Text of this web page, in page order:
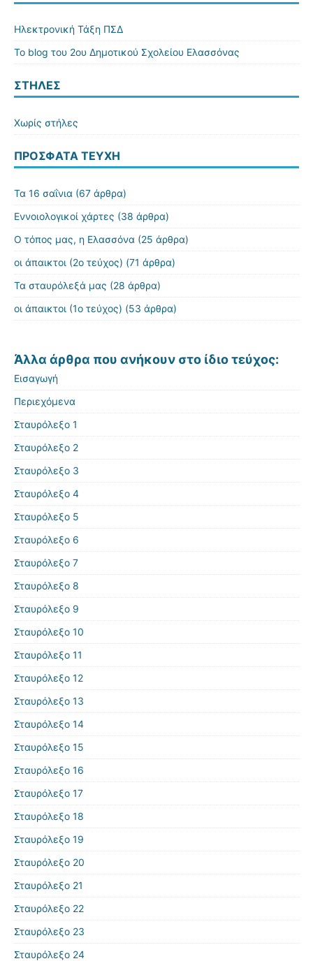
Ηλεκτρονική Τάξη ΠΣΔ
Το blog του 2ου Δημοτικού Σχολείου Ελασσόνας
ΣΤΗΛΕΣ
Χωρίς στήλες
ΠΡΌΣΦΑΤΑ ΤΕΎΧΗ
Τα 16 σαΐνια (67 άρθρα)
Εννοιολογικοί χάρτες (38 άρθρα)
Ο τόπος μας, η Ελασσόνα (25 άρθρα)
οι άπαικτοι (2ο τεύχος) (71 άρθρα)
Τα σταυρόλεξά μας (28 άρθρα)
οι άπαικτοι (1ο τεύχος) (53 άρθρα)
Άλλα άρθρα που ανήκουν στο ίδιο τεύχος:
Εισαγωγή
Περιεχόμενα
Σταυρόλεξο 1
Σταυρόλεξο 2
Σταυρόλεξο 3
Σταυρόλεξο 4
Σταυρόλεξο 5
Σταυρόλεξο 6
Σταυρόλεξο 7
Σταυρόλεξο 8
Σταυρόλεξο 9
Σταυρόλεξο 10
Σταυρόλεξο 11
Σταυρόλεξο 12
Σταυρόλεξο 13
Σταυρόλεξο 14
Σταυρόλεξο 15
Σταυρόλεξο 16
Σταυρόλεξο 17
Σταυρόλεξο 18
Σταυρόλεξο 19
Σταυρόλεξο 20
Σταυρόλεξο 21
Σταυρόλεξο 22
Σταυρόλεξο 23
Σταυρόλεξο 24